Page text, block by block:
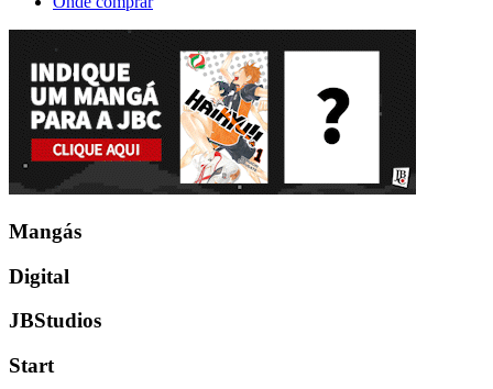
Mangás
Digital
JBStudios
Start